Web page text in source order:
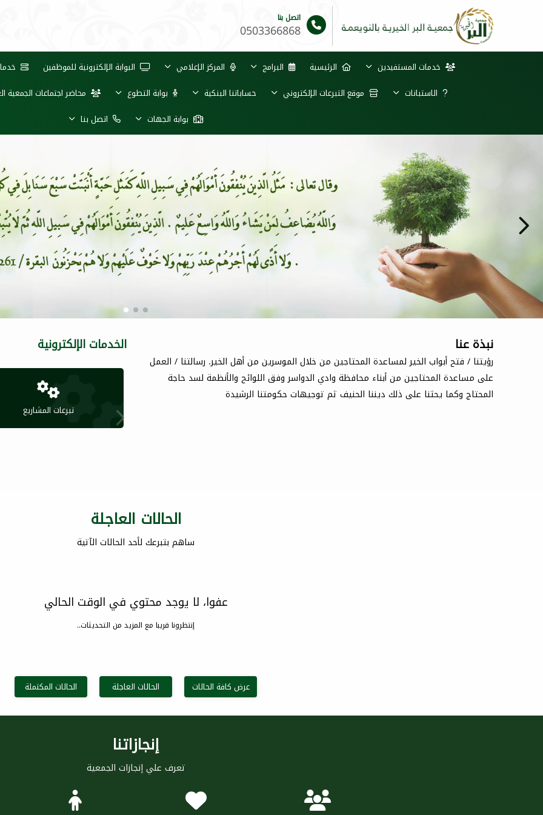
اتصل بنا
0503366868
خدمات المستفيدين الرئيسية البرامج المركز الإعلامي البوابة الإلكترونية للموظفين
الاستبانات
موقع التبرعات الإلكتروني حساباتنا البنكية بوابة التطوع محاضر اجتماعات الجمعية
بوابة الجهات
اتصل بنا
نبذة عنا
رؤيتنا / فتح أبواب الخير لمساعدة المحتاجين من خلال الموسرين من أهل الخير. رسالتنا / العمل
على مساعدة المحتاجين من أبناء محافظة وادي الدواسر وفق اللوائح والأنظمة لسد حاجة
المحتاج وكما يحثنا على ذلك ديننا الحنيف ثم توجيهات حكومتنا الرشيدة
الخدمات الإلكترونية
تبرعات المشاريع
الحالات العاجلة
ساهم بتبرعك لأحد الحالات الآتية
عفوا، لا يوجد محتوي في الوقت الحالي
إنتظرونا قريبا مع المزيد من التحديثات..
عرض كافة الحالات الحالات العاجلة الحالات المكتملة
إنجازاتنا
تعرف علي إنجازات الجمعية